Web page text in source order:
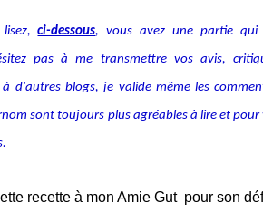
ci-dessous, vous avez une partie
pas à me transmettre vos avis,
d'autres blogs, je valide même les
sont toujours plus agréables à lire et pour
recette à mon Amie Gut pour son